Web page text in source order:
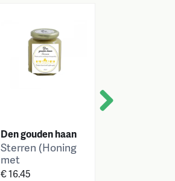
Den gouden haan
Sterren (Honing
met
koninginnebrij)
€ 16.45